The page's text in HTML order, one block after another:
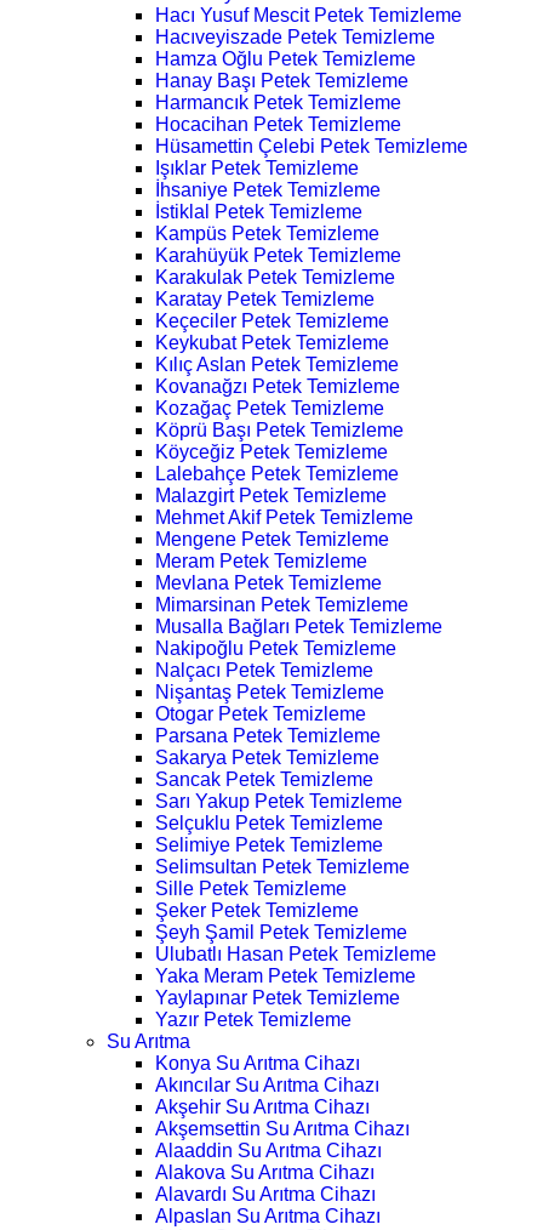
Hacı Yusuf Mescit Petek Temizleme
Hacıveyiszade Petek Temizleme
Hamza Oğlu Petek Temizleme
Hanay Başı Petek Temizleme
Harmancık Petek Temizleme
Hocacihan Petek Temizleme
Hüsamettin Çelebi Petek Temizleme
Işıklar Petek Temizleme
İhsaniye Petek Temizleme
İstiklal Petek Temizleme
Kampüs Petek Temizleme
Karahüyük Petek Temizleme
Karakulak Petek Temizleme
Karatay Petek Temizleme
Keçeciler Petek Temizleme
Keykubat Petek Temizleme
Kılıç Aslan Petek Temizleme
Kovanağzı Petek Temizleme
Kozağaç Petek Temizleme
Köprü Başı Petek Temizleme
Köyceğiz Petek Temizleme
Lalebahçe Petek Temizleme
Malazgirt Petek Temizleme
Mehmet Akif Petek Temizleme
Mengene Petek Temizleme
Meram Petek Temizleme
Mevlana Petek Temizleme
Mimarsinan Petek Temizleme
Musalla Bağları Petek Temizleme
Nakipoğlu Petek Temizleme
Nalçacı Petek Temizleme
Nişantaş Petek Temizleme
Otogar Petek Temizleme
Parsana Petek Temizleme
Sakarya Petek Temizleme
Sancak Petek Temizleme
Sarı Yakup Petek Temizleme
Selçuklu Petek Temizleme
Selimiye Petek Temizleme
Selimsultan Petek Temizleme
Sille Petek Temizleme
Şeker Petek Temizleme
Şeyh Şamil Petek Temizleme
Ulubatlı Hasan Petek Temizleme
Yaka Meram Petek Temizleme
Yaylapınar Petek Temizleme
Yazır Petek Temizleme
Su Arıtma
Konya Su Arıtma Cihazı
Akıncılar Su Arıtma Cihazı
Akşehir Su Arıtma Cihazı
Akşemsettin Su Arıtma Cihazı
Alaaddin Su Arıtma Cihazı
Alakova Su Arıtma Cihazı
Alavardı Su Arıtma Cihazı
Alpaslan Su Arıtma Cihazı